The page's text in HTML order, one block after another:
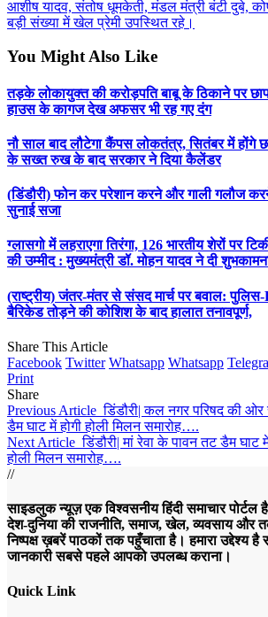
आशीष यादव, संतोष धूमकेती, मंडल मंत्री बंटी दुबे,
बड़ी संख्या में खेल प्रेमी उपस्थित रहे।
You Might Also Like
तड़के लोकायुक्त की करोड़पति बाबू के ठिकाने पर
हाउस के कागज देख अफसर भी रह गए दंग
नौ साल बाद लौटेगा कैंपस लोकतंत्र, सितंबर में होंगे
के सख्त रुख के बाद सरकार ने दिया कैलेंडर
(डिंडौरी) फोन कर परेशान करने और गाली गलौज
सुनाई सजा
ग्लासगो में लहराएगा तिरंगा, 126 भारतीय शेरों पर
की उम्मीद : मुख्यमंत्री डॉ. मोहन यादव ने दी
(राष्ट्रीय) जंतर-मंतर से संसद मार्च पर बवाल: पुलिस-
बैरिकेड तोड़ने की कोशिश के बाद हालात तनावपूर्ण,
Share This Article
Facebook Twitter Whatsapp Whatsapp
Print
Share
Previous Article डिंडौरी| कल नगर परिषद की ओर
डैम घाट में होगी होली मिलन समारोह….
Next Article डिंडौरी| मां रेवा के पावन तट डैम घाट
होली मिलन समारोह….
//
साइडलुक न्यूज़ एक विश्वसनीय हिंदी समाचार पोर्टल
देश-दुनिया की राजनीति, समाज, खेल, व्यवसाय और
निष्पक्ष ख़बरें पाठकों तक पहुँचाता है। हमारा उद्देश्य
जानकारी सबसे पहले आपको उपलब्ध कराना।
Quick Link